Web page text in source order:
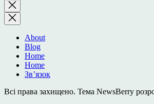
Закрити
пошук
About
Blog
Home
Home
Зв’язок
Всі права захищено. Тема NewsBerry